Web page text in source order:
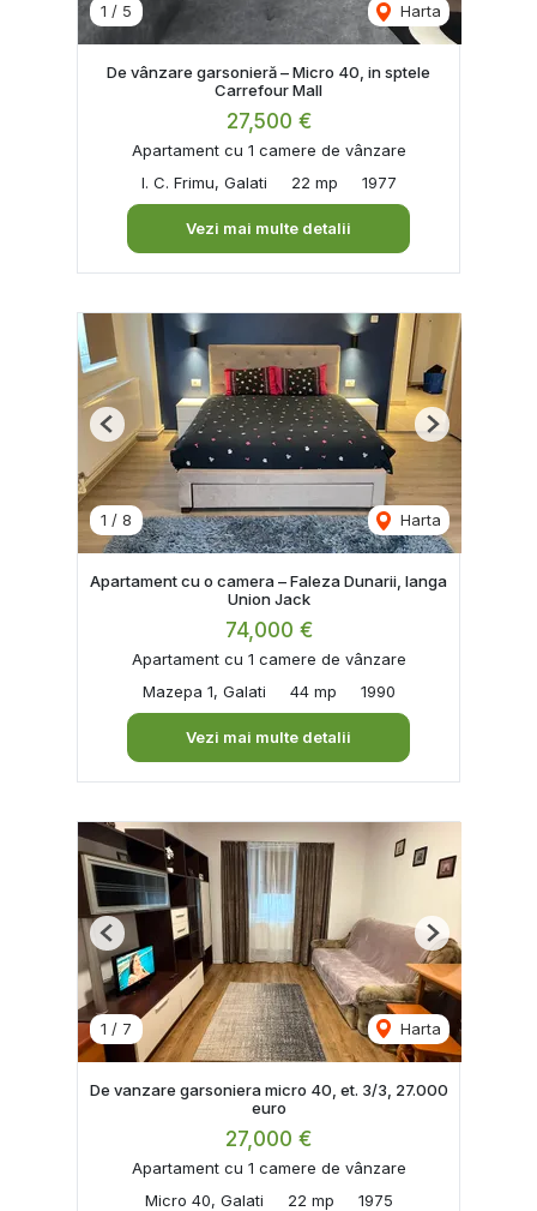
1 / 5 Harta
De vânzare garsonieră – Micro 40, in sptele
Carrefour Mall
27,500 €
Apartament cu 1 camere de vânzare
I. C. Frimu, Galati
22 mp 1977
Vezi mai multe detalii
1 / 8 Harta
Previous Next
Apartament cu o camera – Faleza Dunarii, langa
Union Jack
74,000 €
Apartament cu 1 camere de vânzare
Mazepa 1, Galati
44 mp 1990
Vezi mai multe detalii
1 / 7 Harta
Previous Next
De vanzare garsoniera micro 40, et. 3/3, 27.000
euro
27,000 €
Apartament cu 1 camere de vânzare
Micro 40, Galati
22 mp 1975